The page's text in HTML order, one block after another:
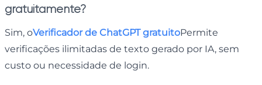
gratuitamente?
Sim, oVerificador de ChatGPT gratuitoPermite
verificações ilimitadas de texto gerado por IA, sem
custo ou necessidade de login.